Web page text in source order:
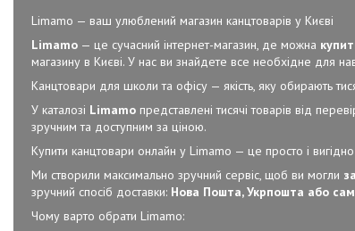
Limamo — ваш улюблений магазин канцтоварів у Києві
Limamo — це сучасний інтернет-магазин, де можна
магазину в Києві. У нас ви знайдете все необхідне для
Канцтовари для школи та офісу — якість, яку обирають
У каталозі Limamo представлені тисячі товарів від
зручним та доступним за ціною.
Купити канцтовари онлайн у Limamo — це просто і вигідно
Ми створили максимально зручний сервіс, щоб ви могли
зручний спосіб доставки: Нова Пошта, Укрпошта або
Чому варто обрати Limamo: